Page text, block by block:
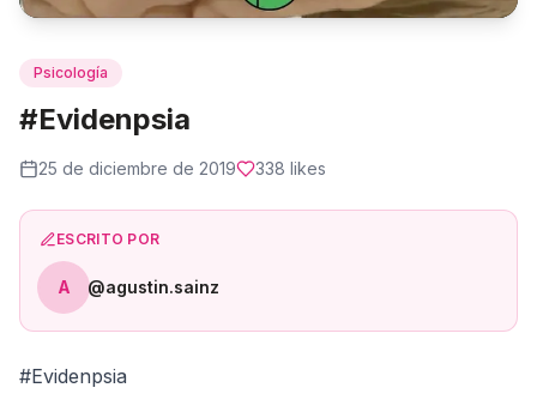
Psicología
#Evidenpsia
25 de diciembre de 2019 338 likes
ESCRITO POR
A @agustin.sainz
#Evidenpsia